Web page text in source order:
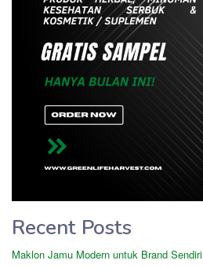
Recent Posts
Maklon Jamu Modern untuk Brand Sendiri